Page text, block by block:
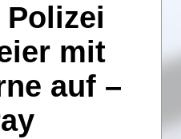
mit
auf –